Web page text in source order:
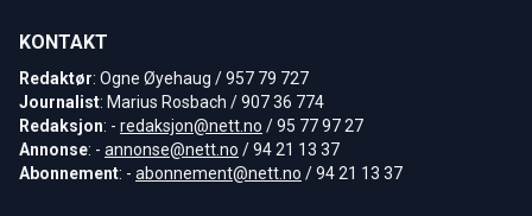
KONTAKT
Redaktør: Ogne Øyehaug / 957 79 727
Journalist: Marius Rosbach / 907 36 774
Redaksjon: - redaksjon@nett.no / 95 77 97 27
Annonse: - annonse@nett.no / 94 21 13 37
Abonnement: - abonnement@nett.no / 94 21 13 37